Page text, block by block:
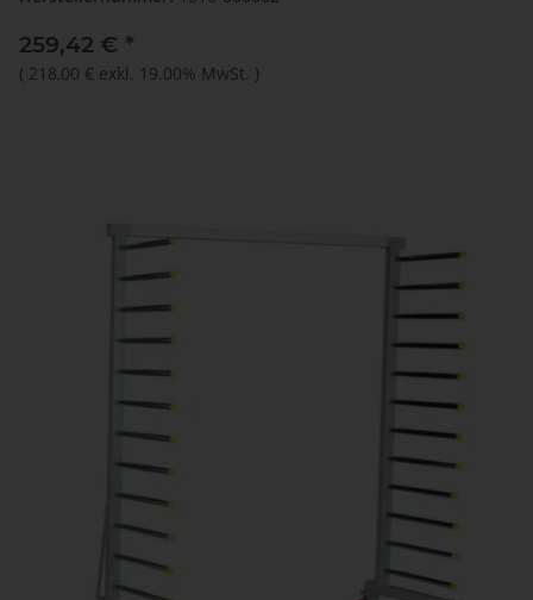
259,42 € *
( 218,00 € exkl. 19.00% MwSt. )